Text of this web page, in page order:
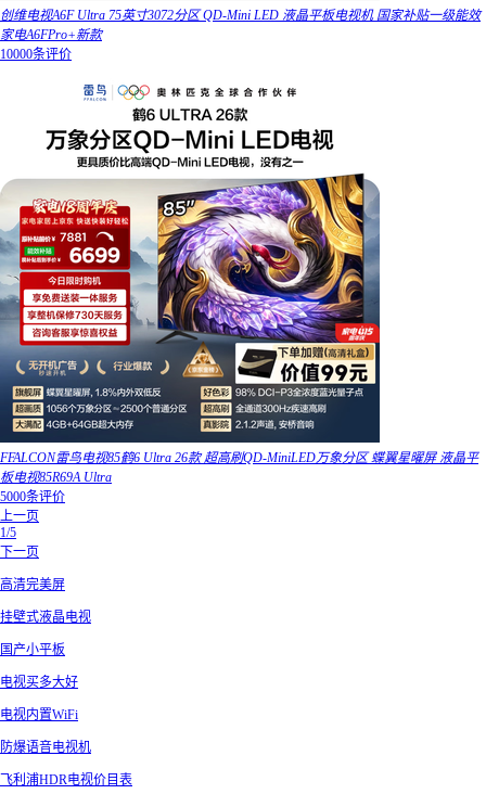
创维电视A6F Ultra 75英寸3072分区 QD-Mini LED 液晶平板电视机 国家补贴一级能效
家电A6FPro+新款
10000条评价
FFALCON雷鸟电视85鹤6 Ultra 26款 超高刷QD-MiniLED万象分区 蝶翼星曜屏 液晶平
板电视85R69A Ultra
5000条评价
上一页
1/5
下一页
高清完美屏
挂壁式液晶电视
国产小平板
电视买多大好
电视内置WiFi
防爆语音电视机
飞利浦HDR电视价目表